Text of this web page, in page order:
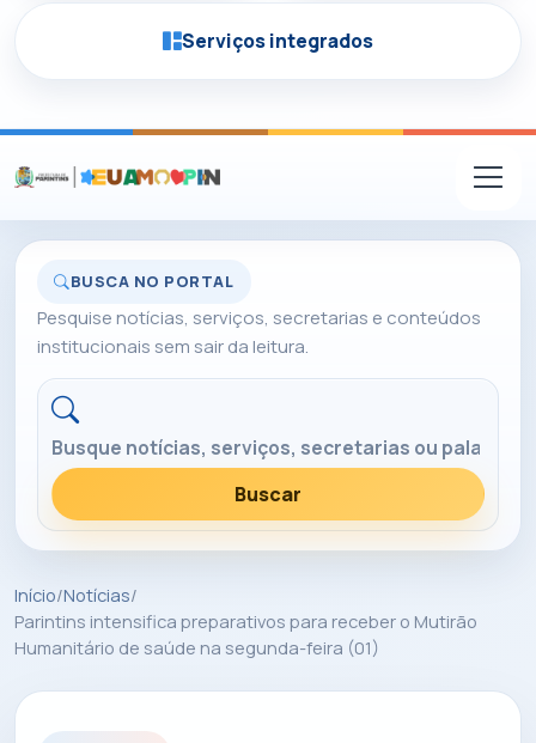
Serviços integrados
BUSCA NO PORTAL
Pesquise notícias, serviços, secretarias e conteúdos
institucionais sem sair da leitura.
Buscar no portal
Buscar
Início/Notícias/
Parintins intensifica preparativos para receber o Mutirão
Humanitário de saúde na segunda-feira (01)